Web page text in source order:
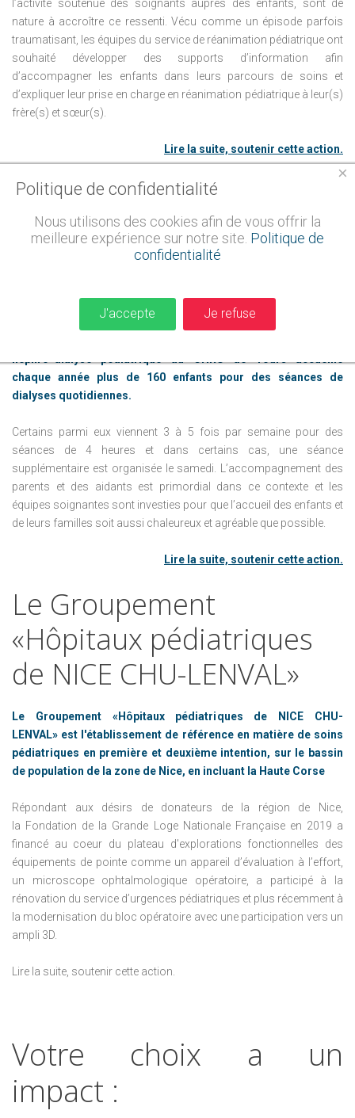
l’activité soutenue des soignants auprès des enfants, sont de
nature à accroître ce ressenti. Vécu comme un épisode parfois
traumatisant, les équipes du service de réanimation pédiatrique ont
souhaité développer des supports d’information afin
d’accompagner les enfants dans leurs parcours de soins et
d’expliquer leur prise en charge en réanimation pédiatrique à leur(s)
frère(s) et sœur(s).
Lire la suite, soutenir cette action.
CHRU de Tours :
d’unespaceaccueillantet
en hémodialyse
pédiatrique.
chaque année plus de 160 enfants pour des séances de
dialyses quotidiennes.
Certains parmi eux viennent 3 à 5 fois par semaine pour des
séances de 4 heures et dans certains cas, une séance
supplémentaire est organisée le samedi. L’accompagnement des
parents et des aidants est primordial dans ce contexte et les
équipes soignantes sont investies pour que l’accueil des enfants et
de leurs familles soit aussi chaleureux et agréable que possible.
Lire la suite, soutenir cette action.
Le Groupement
«Hôpitaux pédiatriques
de NICE CHU-LENVAL»
Le Groupement «Hôpitaux pédiatriques de NICE CHU-
LENVAL» est l'établissement de référence en matière de soins
pédiatriques en première et deuxième intention, sur le bassin
de population de la zone de Nice, en incluant la Haute Corse
Répondant aux désirs de donateurs de la région de Nice,
la Fondation de la Grande Loge Nationale Française en 2019 a
financé au coeur du plateau d'explorations fonctionnelles des
équipements de pointe comme un appareil d’évaluation à l’effort,
un microscope ophtalmologique opératoire, a participé à la
rénovation du service d’urgences pédiatriques et plus récemment à
la modernisation du bloc opératoire avec une participation vers un
ampli 3D.
Lire la suite, soutenir cette action.
Votre choix a
un
impact :
×
Politique de confidentialité
Nous utilisons des cookies afin de vous offrir la
meilleure expérience sur notre site. Politique de
confidentialité
J'accepte Je refuse